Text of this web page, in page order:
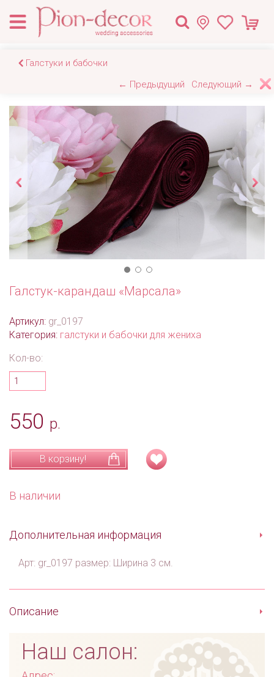
Галстуки и бабочки
← Предыдущий
Следующий →
Галстук-карандаш «Марсала»
Артикул: gr_0197
Категория: галстуки и бабочки для жениха
Кол-во:
550 р.
В корзину!
В наличии
Дополнительная информация
Арт: gr_0197 размер: Ширина 3 см.
Описание
Наш салон: